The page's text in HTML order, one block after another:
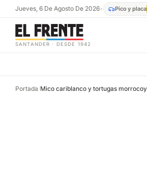
Jueves, 6 De Agosto De 2026• Pico y placa
SANTANDER · DESDE 1942
Portada/